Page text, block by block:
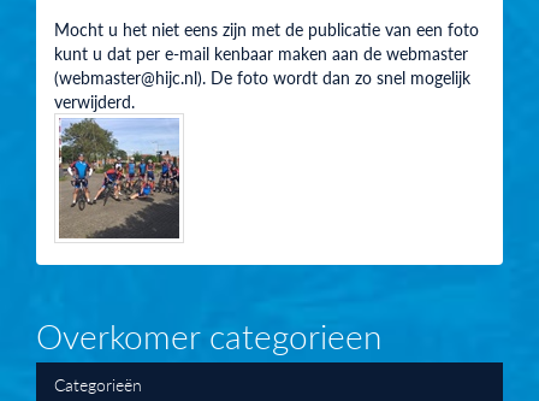
Mocht u het niet eens zijn met de publicatie van een foto
kunt u dat per e-mail kenbaar maken aan de webmaster
(webmaster@hijc.nl). De foto wordt dan zo snel mogelijk
verwijderd.
Overkomer categorieen
Categorieën